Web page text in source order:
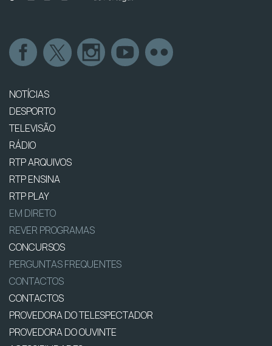
NOTÍCIAS
DESPORTO
TELEVISÃO
RÁDIO
RTP ARQUIVOS
RTP ENSINA
RTP PLAY
EM DIRETO
REVER PROGRAMAS
CONCURSOS
PERGUNTAS FREQUENTES
CONTACTOS
CONTACTOS
PROVEDORA DO TELESPECTADOR
PROVEDORA DO OUVINTE